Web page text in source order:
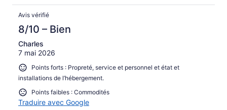
Avis vérifié
8/10 – Bien
Charles
7 mai 2026
Points forts : Propreté, service et personnel et état et
installations de l’hébergement.
Points faibles : Commodités
Traduire avec Google